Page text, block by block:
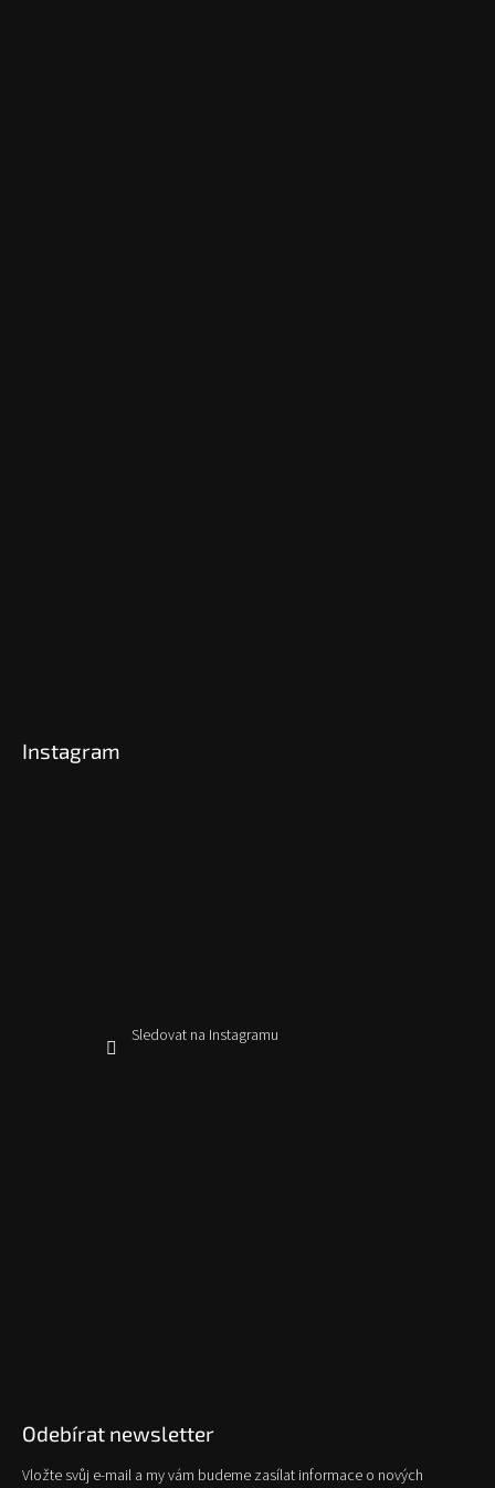
Instagram
Sledovat na Instagramu
Odebírat newsletter
Vložte svůj e-mail a my vám budeme zasílat informace o nových